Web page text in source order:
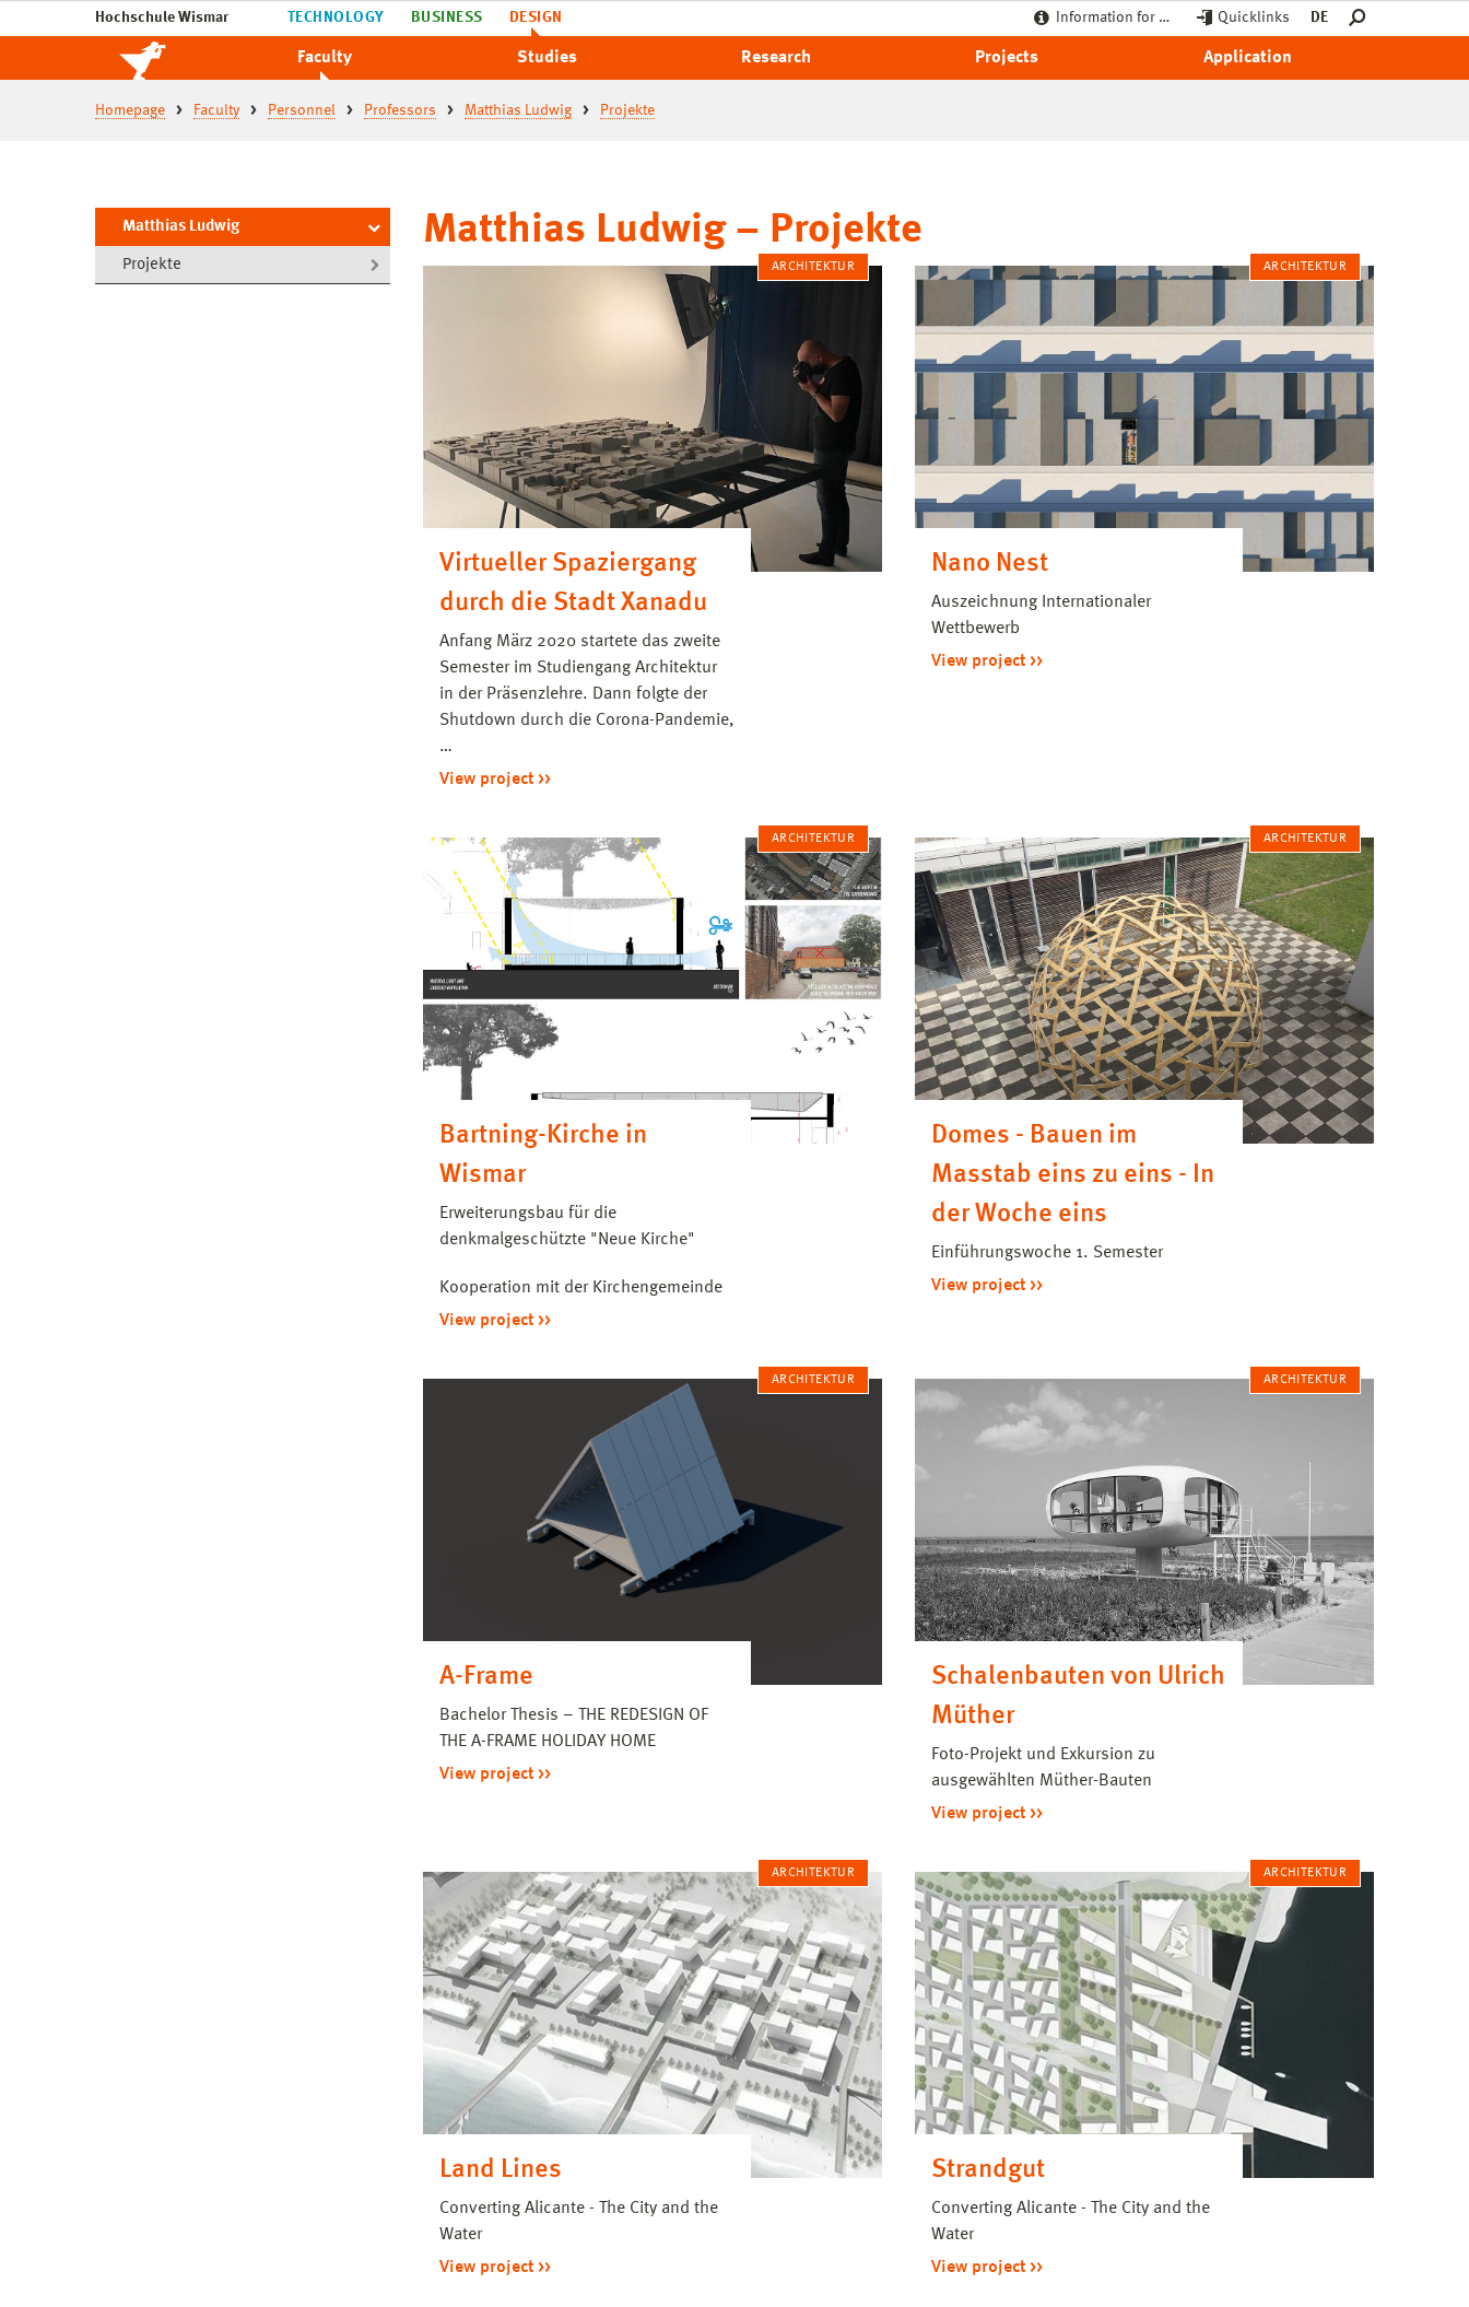
Hochschule Wismar TECHNOLOGY BUSINESS DESIGN Information for … Quicklinks DE
Faculty Studies Research Projects Application
Homepage Faculty Personnel Professors Matthias Ludwig Projekte
Matthias Ludwig
Projekte
Matthias Ludwig – Projekte
ARCHITEKTUR
Virtueller Spaziergang
durch die Stadt Xanadu
Anfang März 2020 startete das zweite
Semester im Studiengang Architektur
in der Präsenzlehre. Dann folgte der
Shutdown durch die Corona-Pandemie,
…
View project
ARCHITEKTUR
Nano Nest
Auszeichnung Internationaler
Wettbewerb
View project
ARCHITEKTUR
Bartning-Kirche in
Wismar
Erweiterungsbau für die
denkmalgeschützte "Neue Kirche"
Kooperation mit der Kirchengemeinde
View project
ARCHITEKTUR
Domes - Bauen im
Masstab eins zu eins - In
der Woche eins
Einführungswoche 1. Semester
View project
ARCHITEKTUR
A-Frame
Bachelor Thesis – THE REDESIGN OF
THE A-FRAME HOLIDAY HOME
View project
ARCHITEKTUR
Schalenbauten von Ulrich
Müther
Foto-Projekt und Exkursion zu
ausgewählten Müther-Bauten
View project
ARCHITEKTUR
Land Lines
Converting Alicante - The City and the
Water
View project
ARCHITEKTUR
Strandgut
Converting Alicante - The City and the
Water
View project